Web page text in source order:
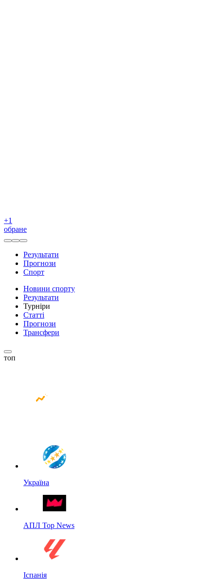
+1
обране
Результати
Прогнози
Спорт
Новини спорту
Результати
Турніри
Статті
Прогнози
Трансфери
топ
Україна
АПЛ Top News
Іспанія